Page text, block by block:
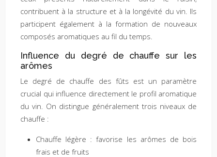
contribuent à la structure et à la longévité du vin. Ils
participent également à la formation de nouveaux
composés aromatiques au fil du temps.
Influence du degré de chauffe sur les
arômes
Le degré de chauffe des fûts est un paramètre
crucial qui influence directement le profil aromatique
du vin. On distingue généralement trois niveaux de
chauffe :
Chauffe légère : favorise les arômes de bois
frais et de fruits